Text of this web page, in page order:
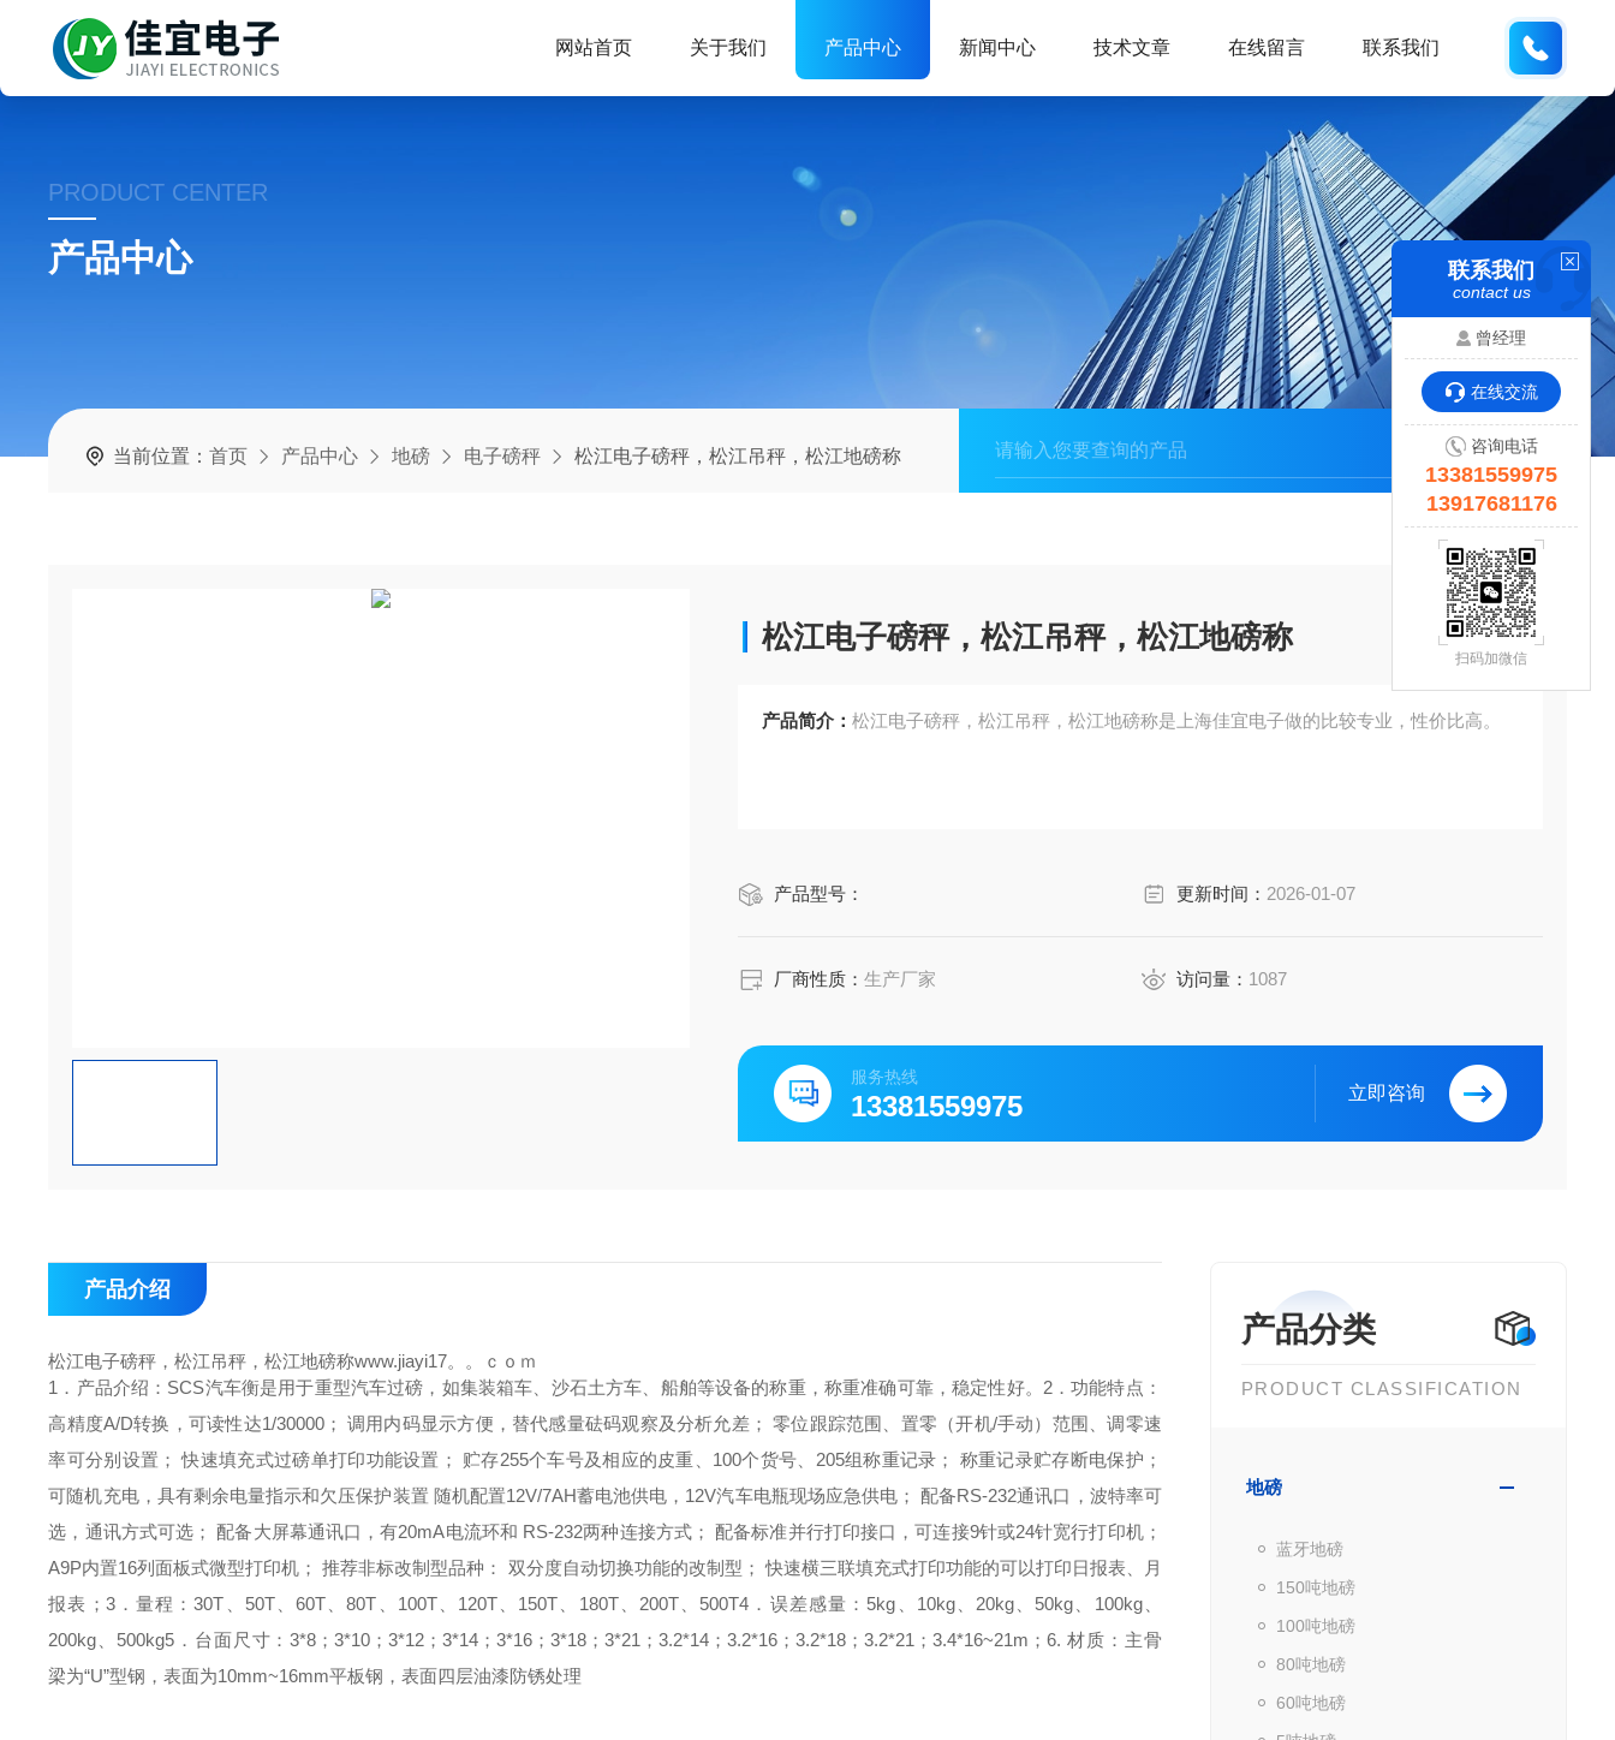
网站首页 关于我们 产品中心 新闻中心 技术文章 在线留言 联系我们
PRODUCT CENTER
产品中心
当前位置：首页 产品中心 地磅 电子磅秤 松江电子磅秤，松江吊秤，松江地磅称
松江电子磅秤，松江吊秤，松江地磅称
产品简介：松江电子磅秤，松江吊秤，松江地磅称是上海佳宜电子做的比较专业，性价比高。
产品型号： 更新时间： 2026-01-07
厂商性质：生产厂家 访问量： 1087
服务热线
13381559975 立即咨询
产品分类
PRODUCT CLASSIFICATION
地磅
蓝牙地磅
150吨地磅
100吨地磅
80吨地磅
60吨地磅
产品介绍
松江电子磅秤，松江吊秤，松江地磅称www.jiayi17。。ｃｏｍ
1．产品介绍： SCS汽车衡是用于重型汽车过磅，如集装箱车、 沙石土方车、船舶等设备的称重，称重准确可靠，稳定性好。 2．功能特点：
高精度A/D转换，可读性达1/30000； 调用内码显示方便，替代感量砝码观察及分析允差；零位跟踪范围、置零（开机/手动）范围、调零速
率可分别设置；快速填充式过磅单打印功能设置； 贮存255个车号及相应的皮重、100个货号、205组称重记录； 称重记录贮存断电保护；
可随机充电，具有剩余电量指示和欠压保护装置 随机配置12V/7AH蓄电池供电，12V汽车电瓶现场应急供电；配备RS-232通讯口，波特率可
选，通讯方式可选；配备大屏幕通讯口，有20mA电流环和 RS-232两种连接方式；配备标准并行打印接口，可连接9针或24针宽行打印机；
A9P内置16列面板式微型打印机；推荐非标改制型品种： 双分度自动切换功能的改制型；快速横三联填充式打印功能的可以打印日报表、月
报表； 3．量程：30T、50T、60T、80T、100T、120T、150T、180T、200T、500T4．误差感量： 5kg、10kg、20kg、50kg、100kg、
200kg、500kg5．台面尺寸：3*8；3*10；3*12；3*14；3*16；3*18；3*21；3.2*14；3.2*16；3.2*18；3.2*21；3.4*16~21m；6. 材质： 主骨
梁为“U”型钢，表面为10mm~16mm平板钢，表面四层油漆防锈处理
联系我们
contact us
曾经理
在线交流
咨询电话
13381559975
13917681176
扫码加微信